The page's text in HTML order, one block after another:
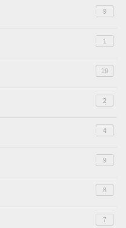
9
1
19
2
4
9
8
7